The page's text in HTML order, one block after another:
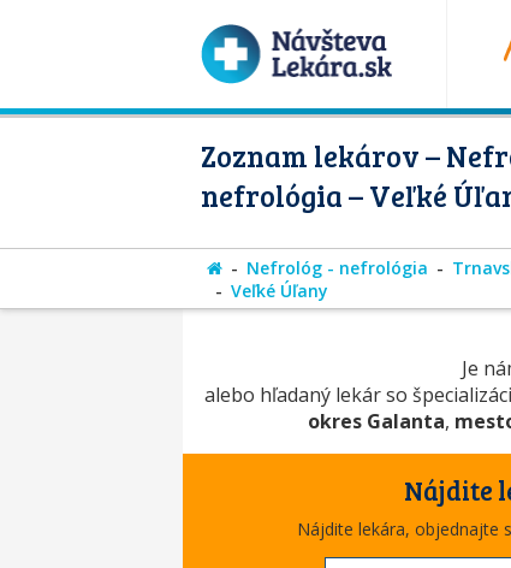
Zoznam lekárov –
nefrológia – Veľké
Nefrológ - nefrológia
Veľké Úľany
Je
alebo hľadaný lekár so
okres Galanta,
Nájdite
Nájdite lekára, objednajte